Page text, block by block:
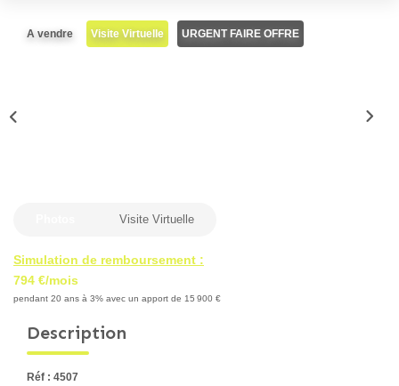
Appartements
NOTRE AGENCE
A vendre Visite Virtuelle URGENT FAIRE OFFRE
Simulation de remboursement :
794 €/mois
pendant 20 ans à 3% avec un apport de 15 900 €
Visite Virtuelle
Description
Réf : 4507